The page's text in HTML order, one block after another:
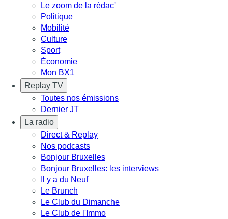
Le zoom de la rédac'
Politique
Mobilité
Culture
Sport
Économie
Mon BX1
Replay TV
Toutes nos émissions
Dernier JT
La radio
Direct & Replay
Nos podcasts
Bonjour Bruxelles
Bonjour Bruxelles: les interviews
Il y a du Neuf
Le Brunch
Le Club du Dimanche
Le Club de l'Immo